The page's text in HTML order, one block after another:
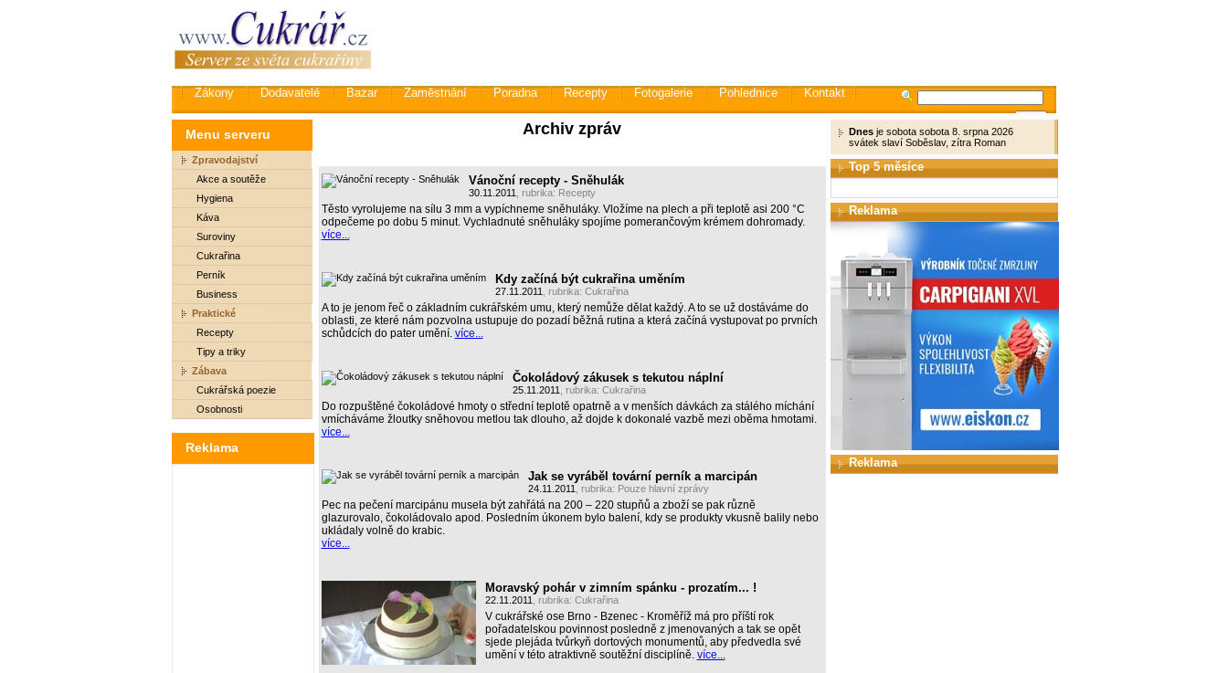
Zákony Dodavatelé Bazar Zaměstnání Poradna Recepty Fotogalerie Pohlednice Kontakt
Menu serveru
Zpravodajství
Akce a soutěže
Hygiena
Káva
Suroviny
Cukrařina
Perník
Business
Praktické
Recepty
Tipy a triky
Zábava
Cukrářská poezie
Osobnosti
Reklama
Archiv zpráv
Vánoční recepty - Sněhulák
30.11.2011 , rubrika: Recepty
Těsto vyrolujeme na sílu 3 mm a vypíchneme sněhuláky. Vložíme na plech a při teplotě asi 200 °C
odpečeme po dobu 5 minut. Vychladnuté sněhuláky spojíme pomerančovým krémem dohromady.
více...
Kdy začíná být cukrařina uměním
27.11.2011 , rubrika: Cukrařina
A to je jenom řeč o základním cukrářském umu, který nemůže dělat každý. A to se už dostáváme do
oblasti, ze které nám pozvolna ustupuje do pozadí běžná rutina a která začíná vystupovat po prvních
schůdcích do pater umění. více...
Čokoládový zákusek s tekutou náplní
25.11.2011 , rubrika: Cukrařina
Do rozpuštěné čokoládové hmoty o střední teplotě opatrně a v menších dávkách za stálého míchání
vmícháváme žloutky sněhovou metlou tak dlouho, až dojde k dokonalé vazbě mezi oběma hmotami.
více...
Jak se vyráběl tovární perník a marcipán
24.11.2011 , rubrika: Pouze hlavní zprávy
Pec na pečení marcipánu musela být zahřátá na 200 – 220 stupňů a zboží se pak různě
glazurovalo, čokoládovalo apod. Posledním úkonem bylo balení, kdy se produkty vkusně balily nebo
ukládaly volně do krabic.
více...
Moravský pohár v zimním spánku - prozatím... !
22.11.2011 , rubrika: Cukrařina
V cukrářské ose Brno - Bzenec - Kroměříž má pro příští rok
pořadatelskou povinnost posledně z jmenovaných a tak se opět
sjede plejáda tvůrkyň dortových monumentů, aby předvedla své
umění v této atraktivně soutěžní disciplíně. více...
Dnesje sobota sobota 8. srpna 2026
svátek slaví Soběslav, zítra Roman
Top 5 měsíce
Reklama
Reklama